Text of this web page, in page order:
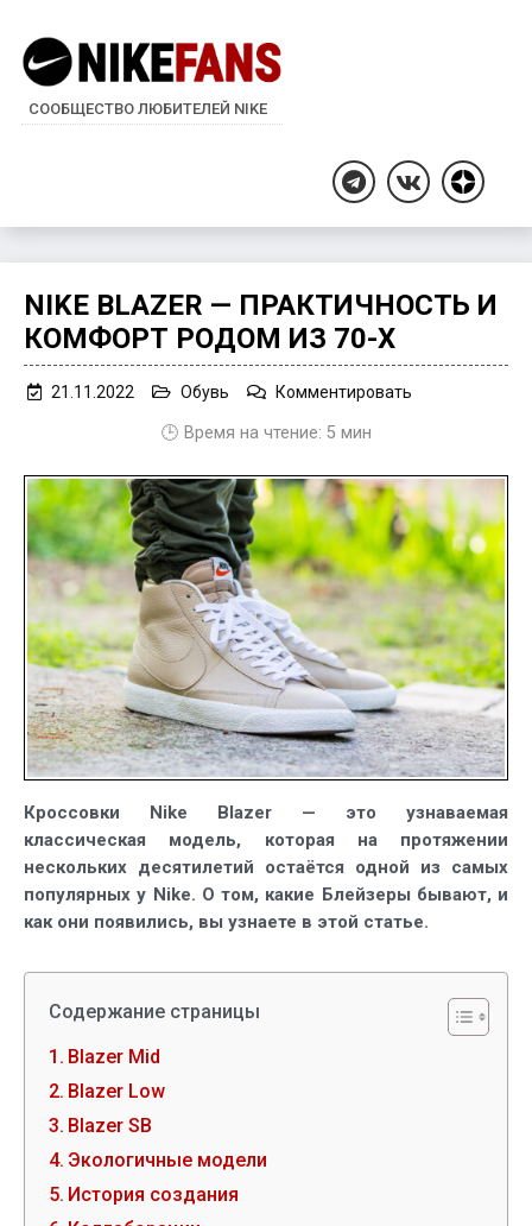
СООБЩЕСТВО ЛЮБИТЕЛЕЙ NIKE
TelegramВКонтакте
Дзен
NIKE BLAZER — ПРАКТИЧНОСТЬ И
КОМФОРТ РОДОМ ИЗ 70-Х
21.11.2022 Обувь Комментировать
практичность
и
комфорт
родом
из
70-
х
🕒 Время на чтение: 5 мин
Кроссовки Nike Blazer — это узнаваемая
классическая модель, которая на протяжении
нескольких десятилетий остаётся одной из самых
популярных у Nike. О том, какие Блейзеры бывают, и
как они появились, вы узнаете в этой статье.
Содержание страницы
Blazer Mid
Blazer Low
Blazer SB
Экологичные модели
История создания